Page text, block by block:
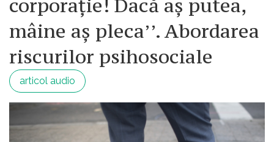
corporație! Dacă aș putea,
mâine aș pleca’’. Abordarea
riscurilor psihosociale
articol audio